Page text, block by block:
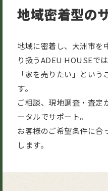
地域密着型の
地域に密着し、大洲市を
り扱うADEU HOUSEで
「家を売りたい」とい
す。
ご相談、現地調査・査定
ータルでサポート。
お客様のご希望条件に合
します。